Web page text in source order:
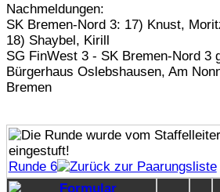
Nachmeldungen:
SK Bremen-Nord 3: 17) Knust,
18) Shaybel, Kirill
SG FinWest 3 - SK Bremen-Nord 3
Bürgerhaus Oslebshausen, Am
Bremen
Runde 6